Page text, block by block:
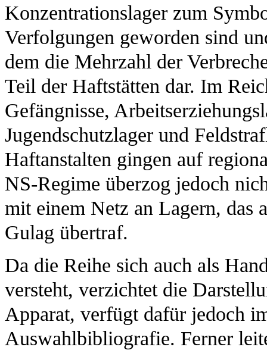
Konzentrationslager zum
Verfolgungen geworden sind
dem die Mehrzahl der
Teil der Haftstätten dar. Im
Gefängnisse,
Jugendschutzlager und
Haftanstalten gingen auf
NS-Regime überzog jedoch
mit einem Netz an Lagern, das
Gulag übertraf.
Da die Reihe sich auch als
versteht, verzichtet die
Apparat, verfügt dafür jedoch
Auswahlbibliografie. Ferner